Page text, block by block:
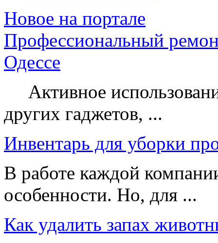
Новое на портале
Профессиональный
Одессе
Активное
других гаджетов, ...
Инвентарь для уборки
В работе каждой
особенности. Но, для ...
Как удалить запах